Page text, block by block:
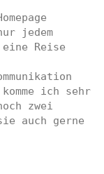
jedem
eine Reise
ich sehr
zwei
auch gerne